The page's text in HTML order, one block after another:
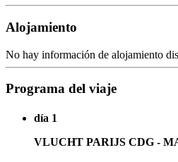
Alojamiento
No hay información de alojamiento
Programa del viaje
día 1
VLUCHT PARIJS CDG -